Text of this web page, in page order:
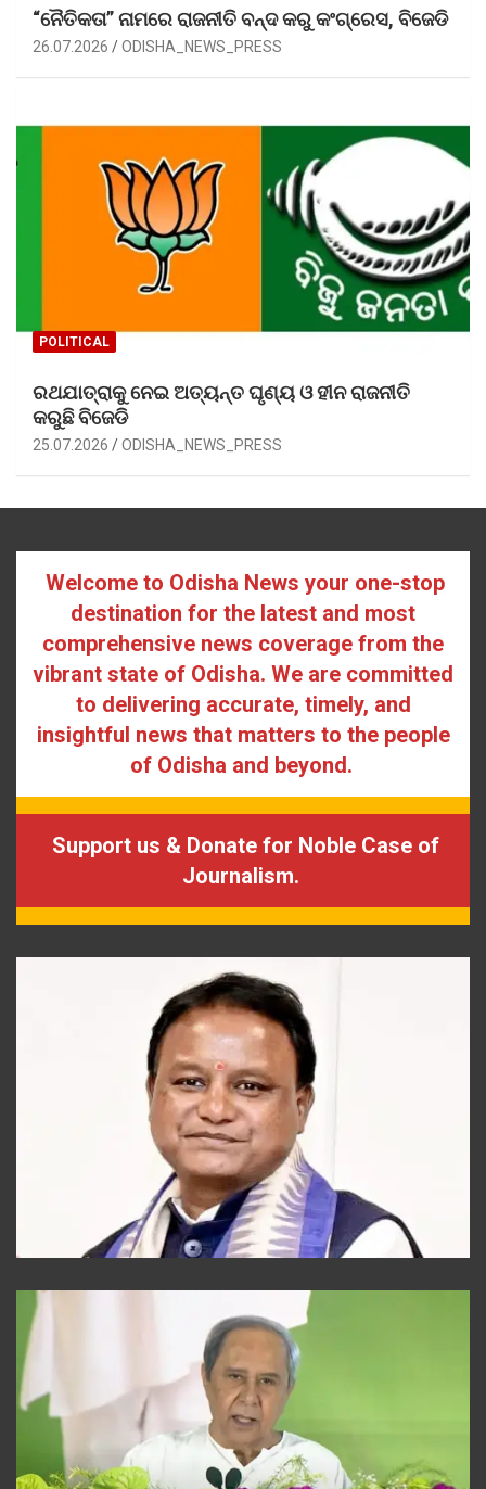
“ନୈତିକତା” ନାମରେ ରାଜନୀତି ବନ୍ଦ କରୁ କଂଗ୍ରେସ, ବିଜେଡି
26.07.2026 ODISHA_NEWS_PRESS
POLITICAL
ରଥଯାତ୍ରାକୁ ନେଇ ଅତ୍ୟନ୍ତ ଘୃଣ୍ୟ ଓ ହୀନ ରାଜନୀତି
କରୁଛି ବିଜେଡି
25.07.2026 ODISHA_NEWS_PRESS
Welcome to Odisha News your one-stop
destination for the latest and most
comprehensive news coverage from the
vibrant state of Odisha. We are committed
to delivering accurate, timely, and
insightful news that matters to the people
of Odisha and beyond.
Support us & Donate for Noble Case of
Journalism.